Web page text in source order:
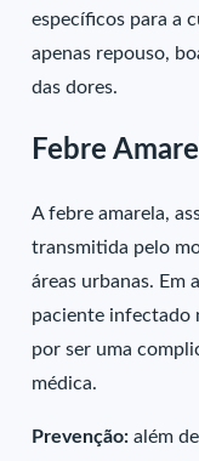
específicos para a
apenas repouso,
das dores.
Febre
A febre amarela,
transmitida pelo
áreas urbanas. Em
paciente infectado
por ser uma
médica.
Prevenção: além